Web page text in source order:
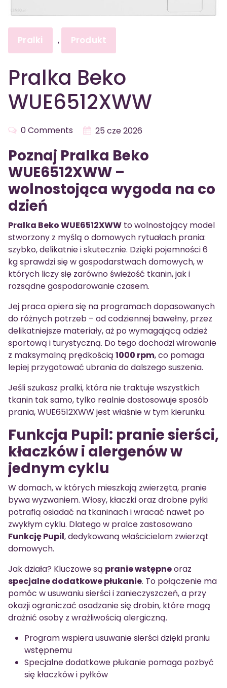
Pralki , Produkt
Pralka Beko
WUE6512XWW
0 Comments 25 cze 2026
Poznaj Pralka Beko
WUE6512XWW –
wolnostojąca wygoda na co
dzień
Pralka Beko WUE6512XWW to wolnostojący model
stworzony z myślą o domowych rytuałach prania:
szybko, delikatnie i skutecznie. Dzięki pojemności 6
kg sprawdzi się w gospodarstwach domowych, w
których liczy się zarówno świeżość tkanin, jak i
rozsądne gospodarowanie czasem.
Jej praca opiera się na programach dopasowanych
do różnych potrzeb – od codziennej bawełny, przez
delikatniejsze materiały, aż po wymagającą odzież
sportową i turystyczną. Do tego dochodzi wirowanie
z maksymalną prędkością 1000 rpm, co pomaga
lepiej przygotować ubrania do dalszego suszenia.
Jeśli szukasz pralki, która nie traktuje wszystkich
tkanin tak samo, tylko realnie dostosowuje sposób
prania, WUE6512XWW jest właśnie w tym kierunku.
Funkcja Pupil: pranie sierści,
kłaczków i alergenów w
jednym cyklu
W domach, w których mieszkają zwierzęta, pranie
bywa wyzwaniem. Włosy, kłaczki oraz drobne pyłki
potrafią osiadać na tkaninach i wracać nawet po
zwykłym cyklu. Dlatego w pralce zastosowano
Funkcję Pupil, dedykowaną właścicielom zwierząt
domowych.
Jak działa? Kluczowe są pranie wstępneoraz
specjalne dodatkowe płukanie. To połączenie ma
pomóc w usuwaniu sierści i zanieczyszczeń, a przy
okazji ograniczać osadzanie się drobin, które mogą
drażnić osoby z wrażliwością alergiczną.
Program wspiera usuwanie sierści dzięki praniu
wstępnemu
Specjalne dodatkowe płukanie pomaga pozbyć
się kłaczków i pyłków